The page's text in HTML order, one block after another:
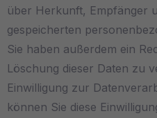
über Herkunft, Empfänger
gespeicherten
Sie haben außerdem ein
Löschung dieser Daten zu
Einwilligung zur
können Sie diese